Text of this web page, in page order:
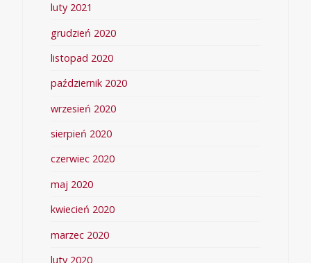
luty 2021
grudzień 2020
listopad 2020
październik 2020
wrzesień 2020
sierpień 2020
czerwiec 2020
maj 2020
kwiecień 2020
marzec 2020
luty 2020